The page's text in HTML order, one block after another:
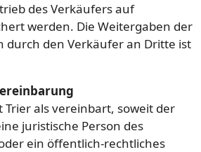
des Verkäufers auf
werden. Die Weitergaben der
durch den Verkäufer an Dritte ist
Trier als vereinbart, soweit der
juristische Person des
ein öffentlich-rechtliches